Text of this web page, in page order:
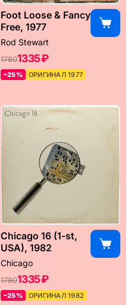
Foot Loose & Fancy
Free, 1977
Rod Stewart
17801335 ₽
–25% ОРИГИНАЛ 1977
Chicago 16 (1-st,
USA), 1982
Chicago
17801335 ₽
–25% ОРИГИНАЛ 1982